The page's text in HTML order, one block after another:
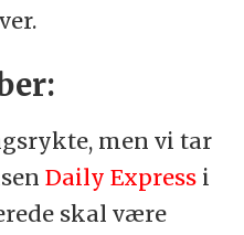
men vi tar
Daily Expressi
skal være